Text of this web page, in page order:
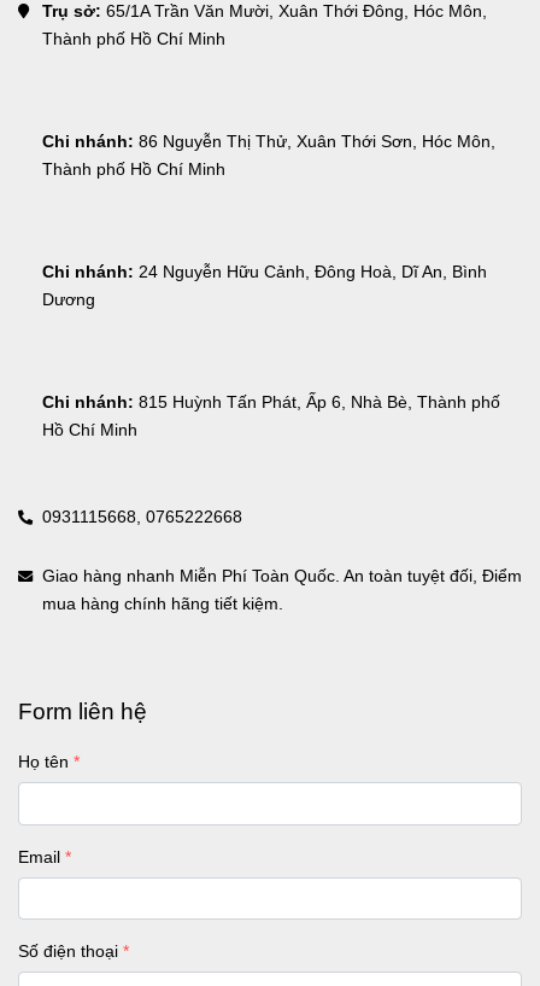
Trụ sở: 65/1A Trần Văn Mười, Xuân Thới Đông, Hóc Môn,
Thành phố Hồ Chí Minh
Chi nhánh: 86 Nguyễn Thị Thử, Xuân Thới Sơn, Hóc Môn,
Thành phố Hồ Chí Minh
Chi nhánh: 24 Nguyễn Hữu Cảnh, Đông Hoà, Dĩ An, Bình
Dương
Chi nhánh: 815 Huỳnh Tấn Phát, Ấp 6, Nhà Bè, Thành phố
Hồ Chí Minh
0931115668, 0765222668
Giao hàng nhanh Miễn Phí Toàn Quốc. An toàn tuyệt đối, Điểm
mua hàng chính hãng tiết kiệm.
Form liên hệ
Họ tên
Email
Số điện thoại